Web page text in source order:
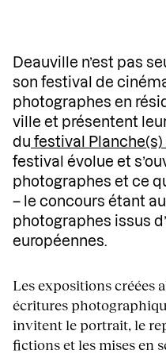
Deauville n’est pas
son festival de
photographes en
ville et présentent
du festival
festival évolue et
photographes et ce
– le concours étant
photographes issus
européennes.
Les expositions créées
écritures
invitent le portrait, le
fictions et les mises en